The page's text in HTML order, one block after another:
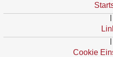
Cookie